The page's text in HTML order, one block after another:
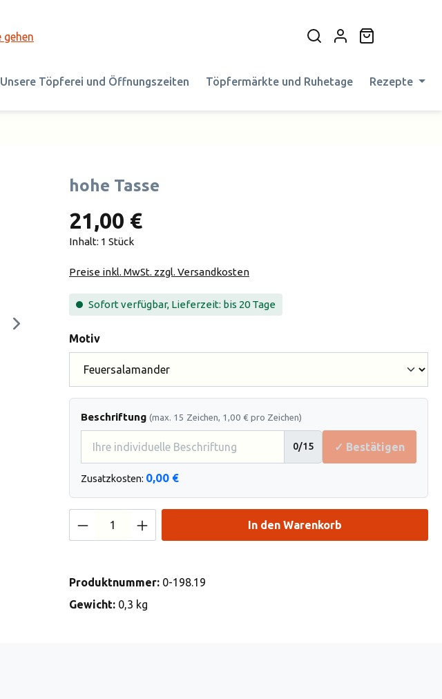
Unsere Töpferei und Öffnungszeiten Töpfermärkte und Ruhetage Rezepte
hohe Tasse
21,00 €
Inhalt: 1 Stück
Preise inkl. MwSt. zzgl. Versandkosten
Sofort verfügbar, Lieferzeit: bis 20 Tage
Motivauswählen
Beschriftung (max. 15 Zeichen, 1,00 € pro Zeichen)
0/15 ✓ Bestätigen
Zusatzkosten: 0,00 €
Produkt Anzahl: Gib den gewünschten Wert
In den Warenkorb
Produktnummer: 0-198.19
Gewicht: 0,3 kg